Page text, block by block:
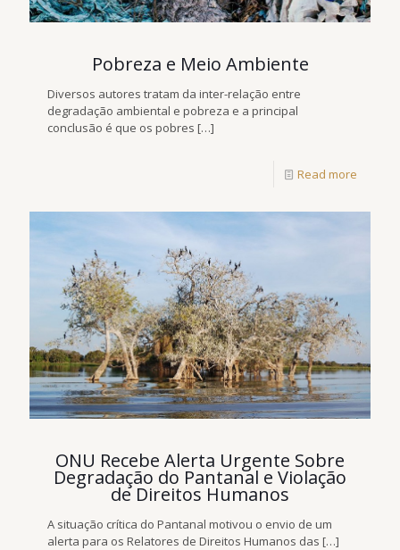
Pobreza e Meio Ambiente
Diversos autores tratam da inter-relação entre
degradação ambiental e pobreza e a principal
conclusão é que os pobres […]
Read more
ONU Recebe Alerta Urgente Sobre
Degradação do Pantanal e Violação
de Direitos Humanos
A situação crítica do Pantanal motivou o envio de um
alerta para os Relatores de Direitos Humanos das […]